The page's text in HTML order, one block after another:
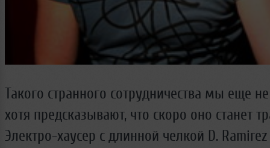
Такого странного сотрудничества мы еще
хотя предсказывают, что скоро оно станет
Электро-хаусер с длинной челкой D. Ramirez